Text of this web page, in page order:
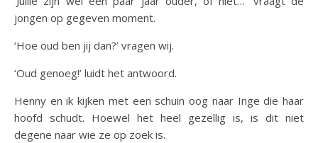
jongen op gegeven moment.
‘Hoe oud ben jij dan?’ vragen wij.
‘Oud genoeg!’ luidt het antwoord.
Henny en ik kijken met een schuin oog naar Inge die haar
hoofd schudt. Hoewel het heel gezellig is, is dit niet
degene naar wie ze op zoek is.